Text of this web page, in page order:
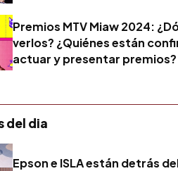
Premios MTV Miaw 2024:
verlos? ¿Quiénes están
actuar y presentar premios?
del dia
Epson e ISLA están detrás